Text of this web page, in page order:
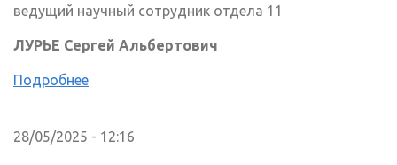
ведущий научный сотрудник отдела 11
ЛУРЬЕ Сергей Альбертович
Подробнее
28/05/2025 - 12:16